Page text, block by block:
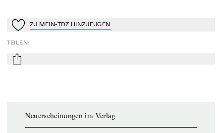
Zu Mein-TdZ hinzufügen
ZU MEIN-TDZ HINZUFÜGEN
TEILEN:
mail
Neuerscheinungen im Verlag